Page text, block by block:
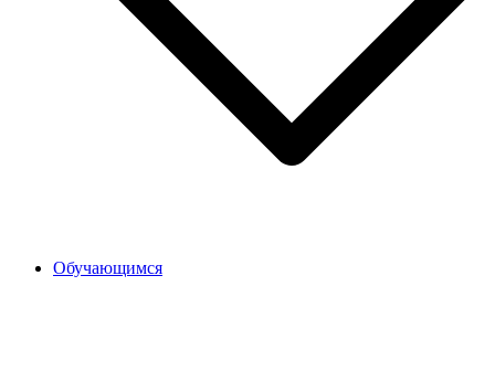
Обучающимся